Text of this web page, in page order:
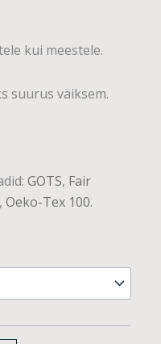
kui meestele.
suurus väiksem.
GOTS, Fair
Oeko-Tex 100.